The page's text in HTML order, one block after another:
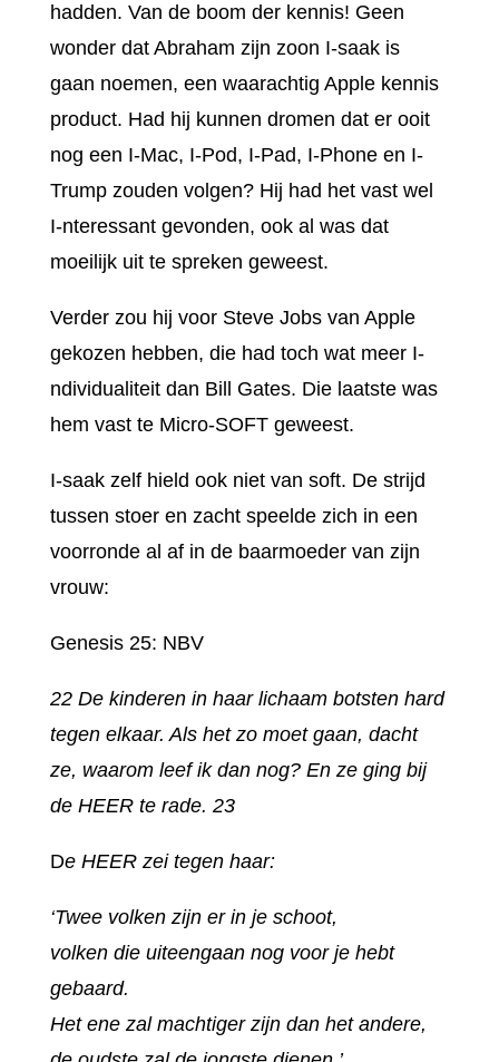
hadden. Van de boom der kennis! Geen
wonder dat Abraham zijn zoon I-saak is
gaan noemen, een waarachtig Apple kennis
product. Had hij kunnen dromen dat er ooit
nog een I-Mac, I-Pod, I-Pad, I-Phone en I-
Trump zouden volgen? Hij had het vast wel
I-nteressant gevonden, ook al was dat
moeilijk uit te spreken geweest.
Verder zou hij voor Steve Jobs van Apple
gekozen hebben, die had toch wat meer I-
ndividualiteit dan Bill Gates. Die laatste was
hem vast te Micro-SOFT geweest.
I-saak zelf hield ook niet van soft. De strijd
tussen stoer en zacht speelde zich in een
voorronde al af in de baarmoeder van zijn
vrouw:
Genesis 25: NBV
22 De kinderen in haar lichaam botsten hard
tegen elkaar. Als het zo moet gaan, dacht
ze, waarom leef ik dan nog? En ze ging bij
de HEER te rade. 23
De HEER zei tegen haar:
‘Twee volken zijn er in je schoot,
volken die uiteengaan nog voor je hebt
gebaard.
Het ene zal machtiger zijn dan het andere,